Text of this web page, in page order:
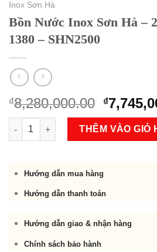
Inox Sơn Hà
Bồn Nước Inox Sơn Hà –
1380 – SHN2500
₫8,280,000.00 Original
price
was:
₫
Bồn Nước Inox Sơn Hà - 2500L
THÊM VÀO GIỎ
Hướng dẫn mua hàng
Hướng dẫn thanh toán
Hướng dẫn giao & nhận hàng
Chính sách bảo hành